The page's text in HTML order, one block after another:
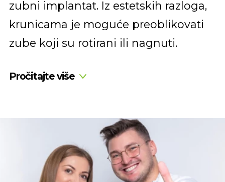
zubni implantat. Iz estetskih razloga,
krunicama je moguće preoblikovati
zube koji su rotirani ili nagnuti.
Pročitajte više